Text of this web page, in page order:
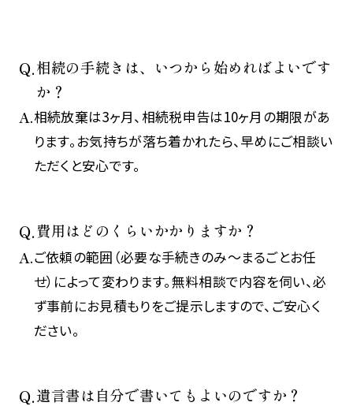
相続の手続きは、いつから始めればよいです
か？
相続放棄は3ヶ月、相続税申告は10ヶ月の期限があ
ります。お気持ちが落ち着かれたら、早めにご相談い
ただくと安心です。
費用はどのくらいかかりますか？
ご依頼の範囲（必要な手続きのみ〜まるごとお任
せ）によって変わります。無料相談で内容を伺い、必
ず事前にお見積もりをご提示しますので、ご安心く
ださい。
遺言書は自分で書いてもよいのですか？